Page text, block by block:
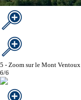
5 - Zoom sur le Mont Ventoux
6/6